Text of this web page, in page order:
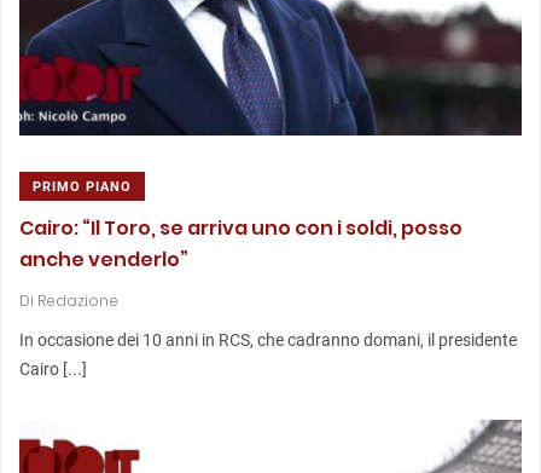
PRIMO PIANO
Cairo: “Il Toro, se arriva uno con i soldi, posso
anche venderlo”
Di Redazione
In occasione dei 10 anni in RCS, che cadranno domani, il presidente
Cairo [...]